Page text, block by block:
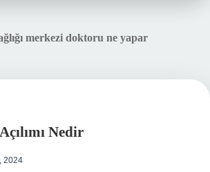
merkezi doktoru ne yapar
Nedir
2024